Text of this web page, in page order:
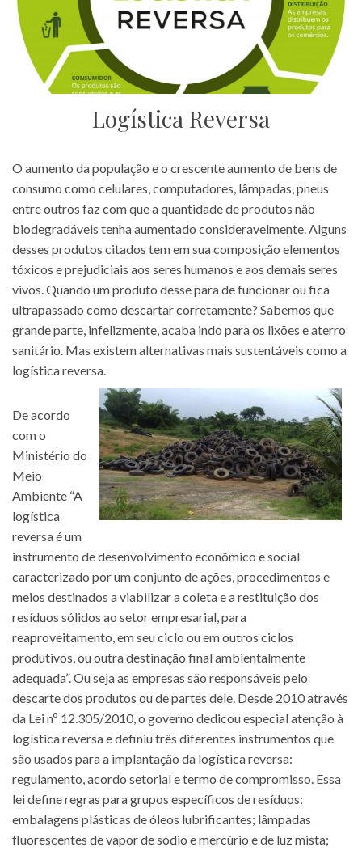
Logística Reversa
O aumento da população e o crescente aumento de bens de
consumo como celulares, computadores, lâmpadas, pneus
entre outros faz com que a quantidade de produtos não
biodegradáveis tenha aumentado consideravelmente. Alguns
desses produtos citados tem em sua composição elementos
tóxicos e prejudiciais aos seres humanos e aos demais seres
vivos. Quando um produto desse para de funcionar ou fica
ultrapassado como descartar corretamente? Sabemos que
grande parte, infelizmente, acaba indo para os lixões e aterro
sanitário. Mas existem alternativas mais sustentáveis como a
logística reversa.
De acordo
com o
Ministério do
Meio
Ambiente “A
logística
reversa é um
instrumento de desenvolvimento econômico e social
caracterizado por um conjunto de ações, procedimentos e
meios destinados a viabilizar a coleta e a restituição dos
resíduos sólidos ao setor empresarial, para
reaproveitamento, em seu ciclo ou em outros ciclos
produtivos, ou outra destinação final ambientalmente
adequada”. Ou seja as empresas são responsáveis pelo
descarte dos produtos ou de partes dele. Desde 2010 através
da Lei nº 12.305/2010, o governo dedicou especial atenção à
logística reversa e definiu três diferentes instrumentos que
são usados para a implantação da logística reversa:
regulamento, acordo setorial e termo de compromisso. Essa
lei define regras para grupos específicos de resíduos:
embalagens plásticas de óleos lubrificantes; lâmpadas
fluorescentes de vapor de sódio e mercúrio e de luz mista;